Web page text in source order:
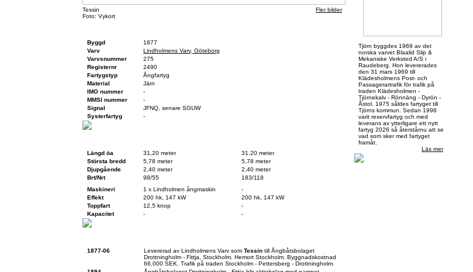
Tessin
Foto: Vykort
Fler bilder
Byggd
1877
Varv
Lindholmens Varv, Göteborg
Varvsnummer
275
Registernr
2490
Fartygstyp
Ångfartyg
Material
Järn
IMO nummer
-
MMSI nummer
-
Signal
JFNQ, senare SGUW
Systerfartyg
-
Längd öa
31,20 meter
31,20 meter
Största bredd
5,78 meter
5,78 meter
Djupgående
2,40 meter
2,40 meter
Brt/Nrt
98/55
183/118
Maskineri
1 x Lindholmen ångmaskin
-
Effekt
200 hk, 147 kW
200 hk, 147 kW
Toppfart
12,5 knop
-
Kapacitet
- -
1877-06
Levererad av Lindholmens Varv som Tessin till Ångbåtsbolaget
Drottningholm - Fittja, Stockholm. Hemort Stockholm. Byggnadskostnad
66.000 SEK. Trafik på traden Stockholm - Pettersberg - Drottningholm.
Tjörn byggdes 1969 av det
norska varvet Blaalid Slip &
Mekaniske Verksted A/S i
Raudeberg. Hon levererades
den 31 mars 1969 till
Klädesholmens Post- och
Passagerartrafik för trafik på
traden Klädesholmen -
Tjörnekalv - Rönnäng - Dyrön -
Åstol. 1975 såldes fartyget till
Tjörns kommun. Sedan 1998
varit reservfartyg och med
leverans av ytterligare ett nytt
fartyg 2026 så återstårnu att se
vad som sker med fartyget
framåt.
Läs mer